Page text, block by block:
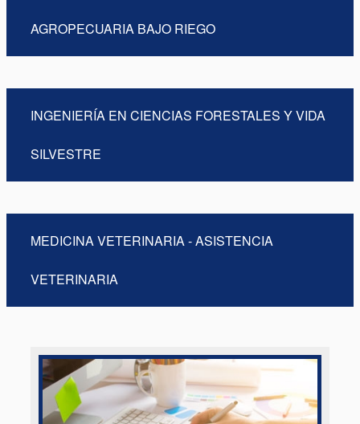
AGROPECUARIA BAJO RIEGO
INGENIERÍA EN CIENCIAS FORESTALES Y VIDA
SILVESTRE
MEDICINA VETERINARIA - ASISTENCIA
VETERINARIA